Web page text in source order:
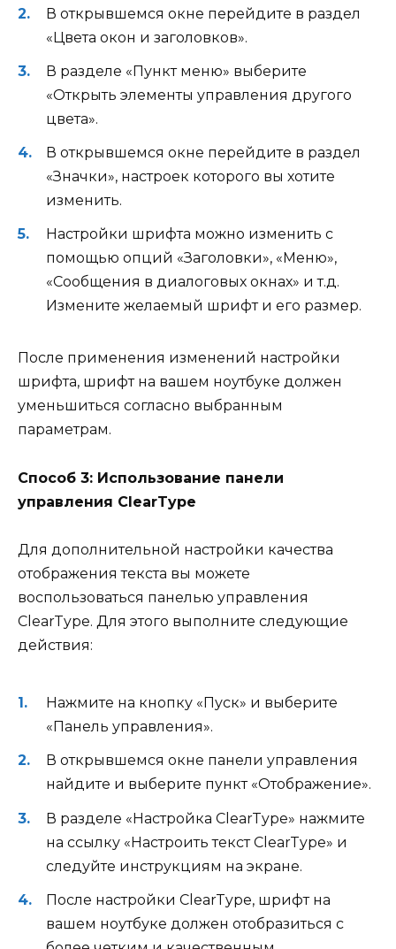
В открывшемся окне перейдите в раздел
«Цвета окон и заголовков».
В разделе «Пункт меню» выберите
«Открыть элементы управления другого
цвета».
В открывшемся окне перейдите в раздел
«Значки», настроек которого вы хотите
изменить.
Настройки шрифта можно изменить с
помощью опций «Заголовки», «Меню»,
«Сообщения в диалоговых окнах» и т.д.
Измените желаемый шрифт и его размер.
После применения изменений настройки
шрифта, шрифт на вашем ноутбуке должен
уменьшиться согласно выбранным
параметрам.
Способ 3: Использование панели
управления ClearType
Для дополнительной настройки качества
отображения текста вы можете
воспользоваться панелью управления
ClearType. Для этого выполните следующие
действия:
Нажмите на кнопку «Пуск» и выберите
«Панель управления».
В открывшемся окне панели управления
найдите и выберите пункт «Отображение».
В разделе «Настройка ClearType» нажмите
на ссылку «Настроить текст ClearType» и
следуйте инструкциям на экране.
После настройки ClearType, шрифт на
вашем ноутбуке должен отобразиться с